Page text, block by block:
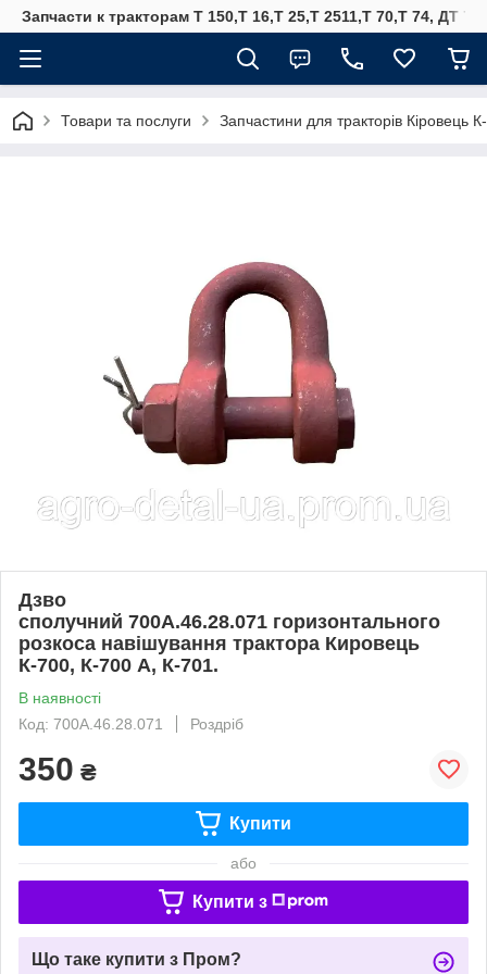
Запчасти к тракторам Т 150,Т 16,Т 25,Т 2511,Т 70,Т 74, ДТ
Товари та послуги Запчастини для тракторів Кіровець
Дзво
сполучний 700А.46.28.071 горизонтального
розкоса навішування трактора Кировець
К-700, К-700 А, К-701.
В наявності
Код: 700А.46.28.071
Роздріб
350 ₴
Купити
або
Купити з
Що таке купити з Пром?